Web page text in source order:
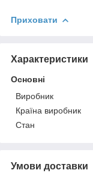
Приховати
Характеристики
Основні
Виробник
Країна виробник
Стан
Умови доставки